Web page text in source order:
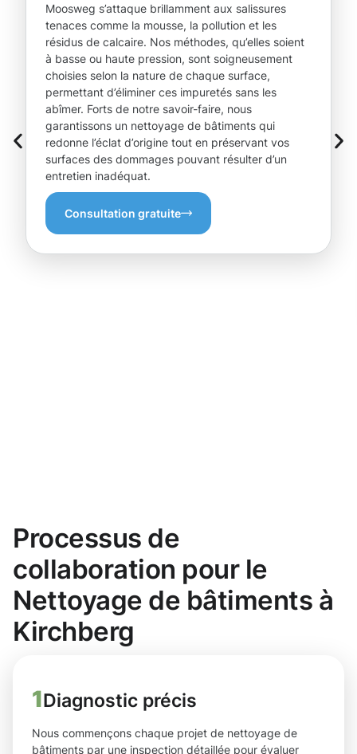
Moosweg s’attaque brillamment aux salissures
tenaces comme la mousse, la pollution et les
résidus de calcaire. Nos méthodes, qu’elles soient
à basse ou haute pression, sont soigneusement
choisies selon la nature de chaque surface,
permettant d’éliminer ces impuretés sans les
abîmer. Forts de notre savoir-faire, nous
garantissons un nettoyage de bâtiments qui
redonne l’éclat d’origine tout en préservant vos
surfaces des dommages pouvant résulter d’un
entretien inadéquat.
Consultation gratuite
Processus de
collaboration pour le
Nettoyage de bâtiments à
Kirchberg
1Diagnostic précis
Nous commençons chaque projet de nettoyage de
bâtiments par une inspection détaillée pour évaluer